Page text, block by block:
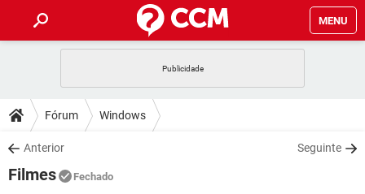
MENU
CELULAR
OUTLOOK
INSTAGRAM
DICAS
JOGOS
DOWNLOADS
JOGOS
Fórum Windows
Anterior Seguinte
Filmes Fechado